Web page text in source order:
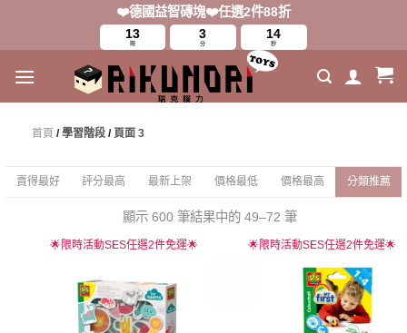
❤️德國益智磚塊❤️任選2件88折
13
時
3
分
13
秒
首頁 /學習階段 / 頁面 3
賣得最好 評分最高 最新上架 價格最低 價格最高 分類推薦
顯示 600 筆結果中的 49–72 筆
🌟限時活動SES任選2件免運🌟 🌟限時活動SES任選2件免運🌟